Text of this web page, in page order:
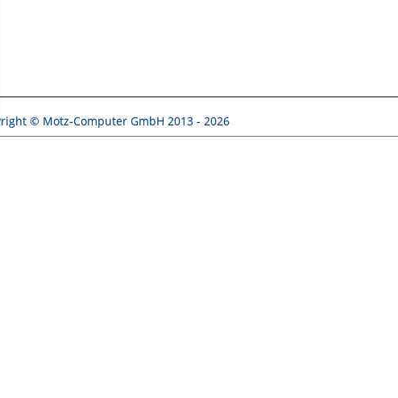
© Motz-Computer GmbH 2013 - 2026